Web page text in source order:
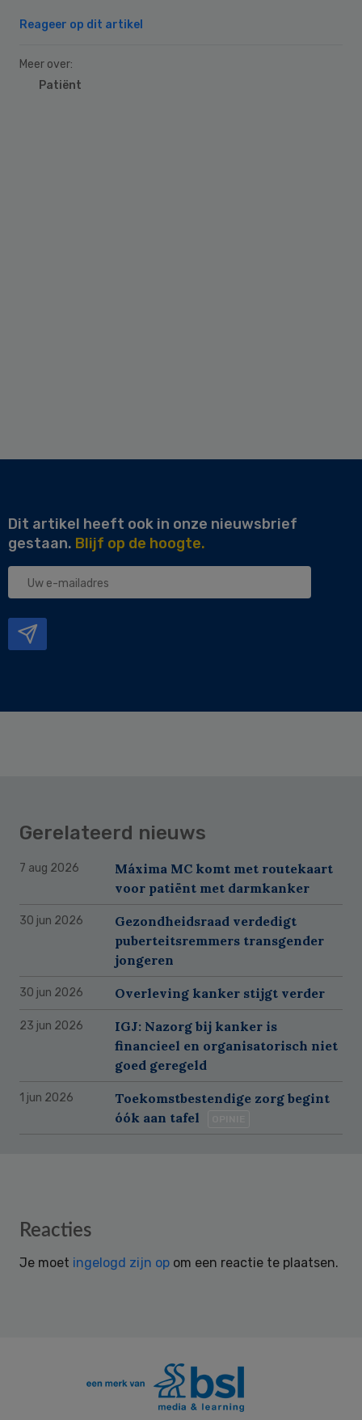
Reageer op dit artikel
Meer over:
Patiënt
Dit artikel heeft ook in onze nieuwsbrief
gestaan. Blijf op de hoogte.
Uw
Gerelateerd nieuws
7 aug 2026
Máxima MC komt met routekaart
voor patiënt met darmkanker
30 jun 2026
Gezondheidsraad verdedigt
puberteitsremmers transgender
jongeren
30 jun 2026 Overleving kanker stijgt verder
23 jun 2026
IGJ: Nazorg bij kanker is
financieel en organisatorisch niet
goed geregeld
1 jun 2026
Toekomstbestendige zorg begint
óók aan tafel
Reader
Reacties
Je moet ingelogd zijn op om een reactie te plaatsen.